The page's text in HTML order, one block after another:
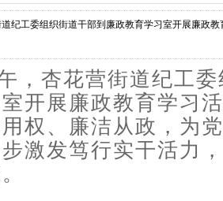
纪工委组织街道干部到廉政教育学习室开展廉政教
，杏花营街道纪工
开展廉政教育学习
权、廉洁从政，为
激发笃行实干活力